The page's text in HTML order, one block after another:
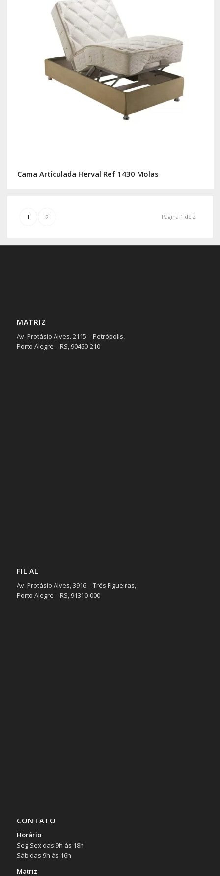
Cama Articulada Herval Ref 1430 Molas
Página 1 de 2
1 2
MATRIZ
Av. Protásio Alves, 2115 – Petrópolis,
Porto Alegre – RS, 90460-210
FILIAL
Av. Protásio Alves, 3916 – Três Figueiras,
Porto Alegre – RS, 91310-000
CONTATO
Horário
Seg-Sex das 9h às 18h
Sáb das 9h às 16h
Matriz